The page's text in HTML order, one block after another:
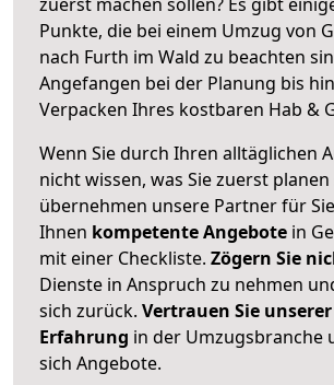
Punkte, die bei einem Umzug von
nach Furth im Wald zu beachten
Angefangen bei der Planung bis
Verpacken Ihres kostbaren Hab &
Wenn Sie durch Ihren alltäglichen
nicht wissen, was Sie zuerst
übernehmen unsere Partner für
Ihnen kompetente Angebote in
mit einer Checkliste. Zögern Sie
Dienste in Anspruch zu nehmen
sich zurück. Vertrauen Sie unserer
Erfahrung in der Umzugsbranche
sich Angebote.